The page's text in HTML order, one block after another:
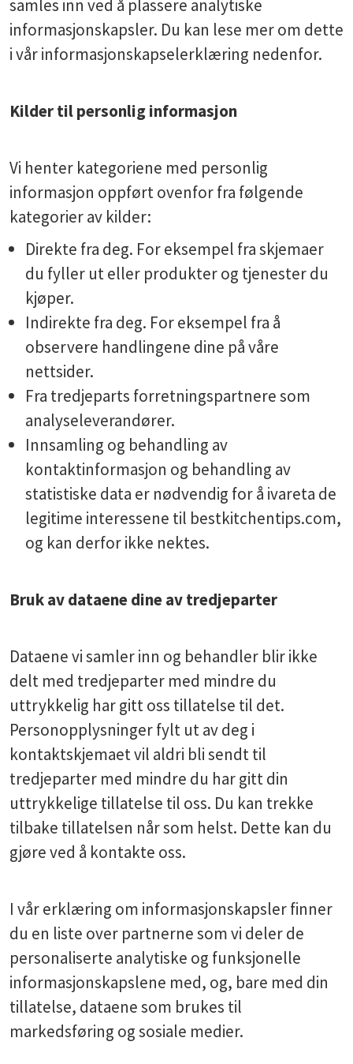
samles inn ved å plassere analytiske
informasjonskapsler. Du kan lese mer om dette
i vår informasjonskapselerklæring nedenfor.
Kilder til personlig informasjon
Vi henter kategoriene med personlig
informasjon oppført ovenfor fra følgende
kategorier av kilder:
Direkte fra deg. For eksempel fra skjemaer
du fyller ut eller produkter og tjenester du
kjøper.
Indirekte fra deg. For eksempel fra å
observere handlingene dine på våre
nettsider.
Fra tredjeparts forretningspartnere som
analyseleverandører.
Innsamling og behandling av
kontaktinformasjon og behandling av
statistiske data er nødvendig for å ivareta de
legitime interessene til bestkitchentips.com,
og kan derfor ikke nektes.
Bruk av dataene dine av tredjeparter
Dataene vi samler inn og behandler blir ikke
delt med tredjeparter med mindre du
uttrykkelig har gitt oss tillatelse til det.
Personopplysninger fylt ut av deg i
kontaktskjemaet vil aldri bli sendt til
tredjeparter med mindre du har gitt din
uttrykkelige tillatelse til oss. Du kan trekke
tilbake tillatelsen når som helst. Dette kan du
gjøre ved å kontakte oss.
I vår erklæring om informasjonskapsler finner
du en liste over partnerne som vi deler de
personaliserte analytiske og funksjonelle
informasjonskapslene med, og, bare med din
tillatelse, dataene som brukes til
markedsføring og sosiale medier.